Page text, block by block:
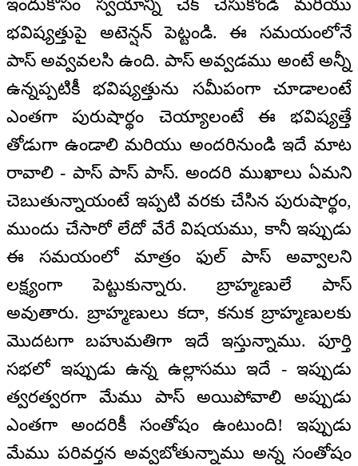
ఇందుకోసం స్వయాన్ని చెక్ చేసుకోండి మరియు
భవిష్యత్తుపై అటెన్షన్ పెట్టండి. ఈ సమయంలోనే
పాస్ అవ్వవలసి ఉంది. పాస్ అవ్వడము అంటే అన్నీ
ఉన్నప్పటికీ భవిష్యత్తును సమీపంగా చూడాలంటే
ఎంతగా పురుషార్థం చెయ్యాలంటే ఈ భవిష్యత్తే
తోడుగా ఉండాలి మరియు అందరినుండి ఇదే మాట
రావాలి - పాస్ పాస్ పాస్. అందరి ముఖాలు ఏమని
చెబుతున్నాయంటే ఇప్పటి వరకు చేసిన పురుషార్థం,
ముందు చేసారో లేదో వేరే విషయము, కానీ ఇప్పుడు
ఈ సమయంలో మాత్రం ఫుల్ పాస్ అవ్వాలని
లక్ష్యంగా పెట్టుకున్నారు. బ్రాహ్మణులే పాస్
అవుతారు. బ్రాహ్మణులు కదా, కనుక బ్రాహ్మణులకు
మొదటగా బహుమతిగా ఇదే ఇస్తున్నాము. పూర్తి
సభలో ఇప్పుడు ఉన్న ఉల్లాసము ఇదే - ఇప్పుడు
త్వరత్వరగా మేము పాస్ అయిపోవాలి అప్పుడు
ఎంతగా అందరికీ సంతోషం ఉంటుంది! ఇప్పుడు
మేము పరివర్తన అవ్వబోతున్నాము అన్న సంతోషం